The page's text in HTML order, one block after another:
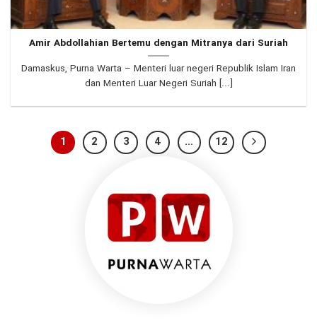
Amir Abdollahian Bertemu dengan Mitranya dari Suriah
Damaskus, Purna Warta – Menteri luar negeri Republik Islam Iran
dan Menteri Luar Negeri Suriah [...]
1 2 3 4 … 12